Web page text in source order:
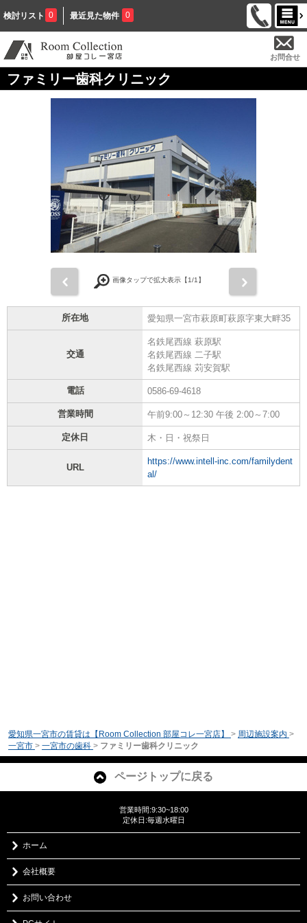
検討リスト 0 最近見た物件 0
お問合せ
ファミリー歯科クリニック
画像タップで拡大表示【1/1】
所在地 愛知県一宮市萩原町萩原字東大畔35
交通
名鉄尾西線 萩原駅
名鉄尾西線 二子駅
名鉄尾西線 苅安賀駅
電話 0586-69-4618
営業時間 午前9:00～12:30 午後 2:00～7:00
定休日 木・日・祝祭日
URL
https://www.intell-inc.com/familydent
al/
愛知県一宮市の賃貸は【Room Collection 部屋コレ一宮店】 > 周辺施設案内 >
一宮市 > 一宮市の歯科 > ファミリー歯科クリニック
ページトップに戻る
営業時間:9:30~18:00
定休日:毎週水曜日
ホーム
会社概要
お問い合わせ